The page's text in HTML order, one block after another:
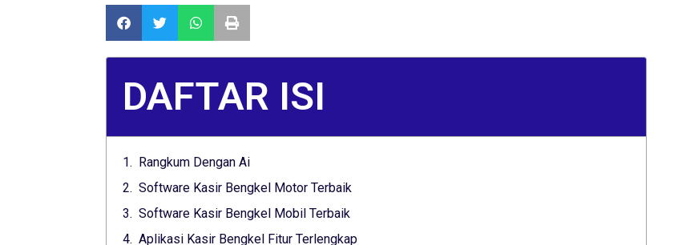
DAFTAR ISI
Rangkum Dengan Ai
Software Kasir Bengkel Motor Terbaik
Software Kasir Bengkel Mobil Terbaik
Aplikasi Kasir Bengkel Fitur Terlengkap